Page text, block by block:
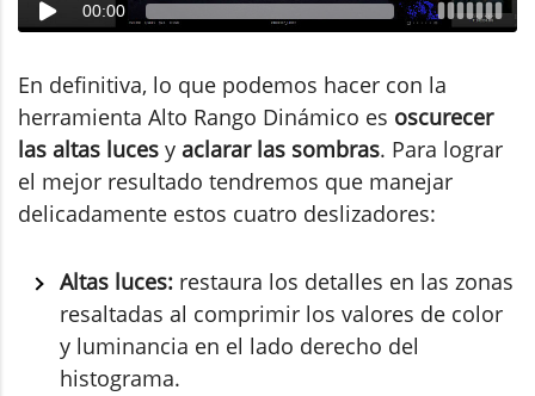
00:00
En definitiva, lo que podemos hacer con la
herramienta Alto Rango Dinámico es oscurecer
las altas luces y aclarar las sombras. Para lograr
el mejor resultado tendremos que manejar
delicadamente estos cuatro deslizadores:
Altas luces: restaura los detalles en las zonas
resaltadas al comprimir los valores de color
y luminancia en el lado derecho del
histograma.